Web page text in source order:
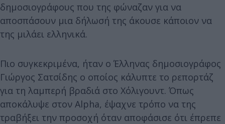
δημοσιογράφους που της φώναζαν για να
αποσπάσουν μια δήλωσή της άκουσε κάποιον να
της μιλάει ελληνικά.
Πιο συγκεκριμένα, ήταν ο Έλληνας δημοσιογράφος
Γιώργος Σατσίδης ο οποίος κάλυπτε το ρεπορτάζ
για τη λαμπερή βραδιά στο Χόλιγουντ. Όπως
αποκάλυψε στον Alpha, έψαχνε τρόπο να της
τραβήξει την προσοχή όταν αποφάσισε ότι έπρεπε